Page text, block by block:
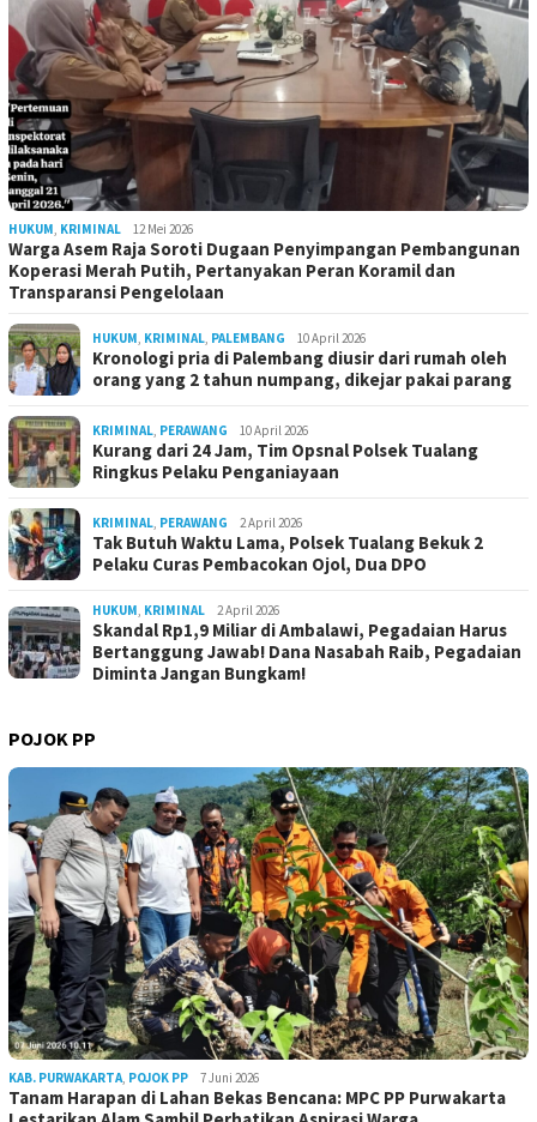
HUKUM, KRIMINAL 12 Mei 2026
Warga Asem Raja Soroti Dugaan Penyimpangan Pembangunan
Koperasi Merah Putih, Pertanyakan Peran Koramil dan
Transparansi Pengelolaan
HUKUM, KRIMINAL, PALEMBANG 10 April 2026
Kronologi pria di Palembang diusir dari rumah oleh
orang yang 2 tahun numpang, dikejar pakai parang
KRIMINAL, PERAWANG 10 April 2026
Kurang dari 24 Jam, Tim Opsnal Polsek Tualang
Ringkus Pelaku Penganiayaan
KRIMINAL, PERAWANG 2 April 2026
Tak Butuh Waktu Lama, Polsek Tualang Bekuk 2
Pelaku Curas Pembacokan Ojol, Dua DPO
HUKUM, KRIMINAL 2 April 2026
Skandal Rp1,9 Miliar di Ambalawi, Pegadaian Harus
Bertanggung Jawab! Dana Nasabah Raib, Pegadaian
Diminta Jangan Bungkam!
POJOK PP
KAB. PURWAKARTA, POJOK PP 7 Juni 2026
Tanam Harapan di Lahan Bekas Bencana: MPC PP Purwakarta